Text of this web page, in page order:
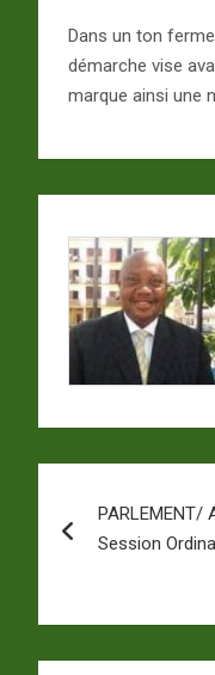
Dans un ton
démarche vise
marque ainsi une
de
PARLEMENT/
Session